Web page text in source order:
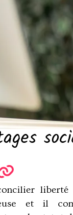
liberté
et il